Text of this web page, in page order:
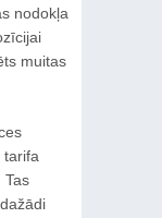
nodokļa
muitas
tarifa
Tas